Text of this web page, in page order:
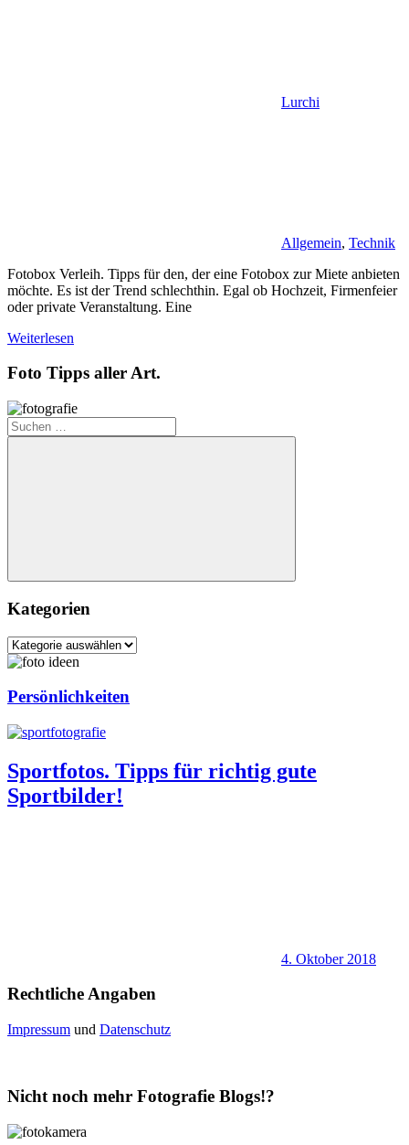
Lurchi
Allgemein, Technik
Fotobox Verleih. Tipps für den, der eine Fotobox zur Miete anbieten
möchte. Es ist der Trend schlechthin. Egal ob Hochzeit, Firmenfeier
oder private Veranstaltung. Eine
Weiterlesen
Foto Tipps aller Art.
Suchen
nach:
Suchen
Kategorien
Kategorien
Persönlichkeiten
Sportfotos. Tipps für richtig gute
Sportbilder!
4. Oktober 2018
Rechtliche Angaben
Impressum und Datenschutz
Nicht noch mehr Fotografie Blogs!?